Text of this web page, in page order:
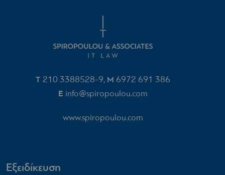
T 210 3388528-9, M 6972 691 386‬
E info@spiropoulou.com
www.spiropoulou.com
Εξειδίκευση